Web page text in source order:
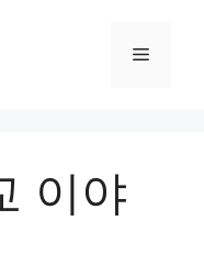
Menu
이야